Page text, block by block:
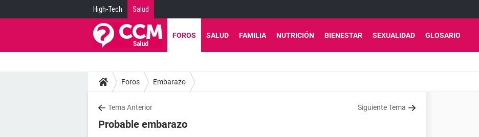
High-Tech Salud
FOROS SALUD FAMILIA NUTRICIÓN BIENESTAR SEXUALIDAD GLOSARIO
Foros Embarazo
Tema Anterior Siguiente Tema
Probable embarazo